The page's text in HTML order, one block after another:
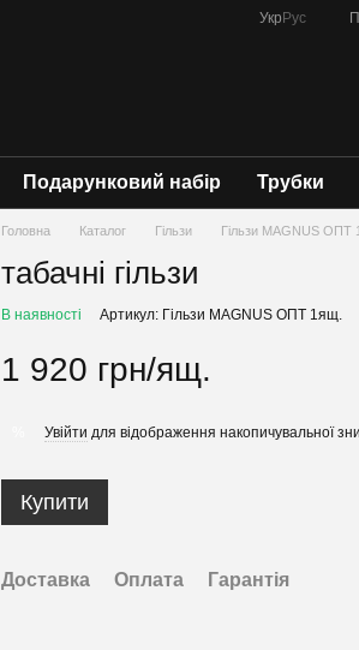
Укр Рус
Подарунковий набір Трубки
Головна Каталог Гільзи Гільзи MAGNUS ОПТ
табачні гільзи
В наявності Артикул: Гільзи MAGNUS ОПТ 1ящ.
1 920 грн/ящ.
Увійти для відображення накопичувальної
Купити
Доставка Оплата Гарантія